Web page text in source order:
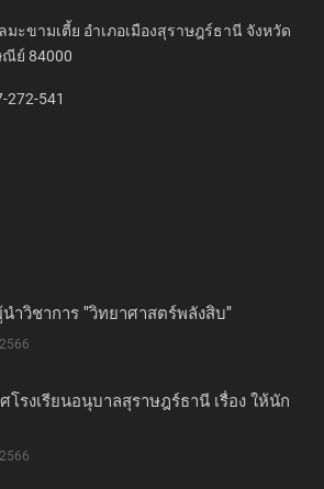
ะขามเตี้ย อำเภอเมืองสุราษฎร์ธานี จังหวัด
ย์ 84000
541
ำวิชาการ "วิทยาศาสตร์พลังสิบ"
โรงเรียนอนุบาลสุราษฎร์ธานี เรื่อง ให้นัก